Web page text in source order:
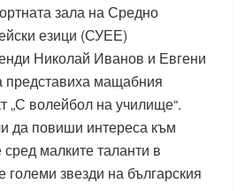
зала на Средно
езици (СУЕЕ)
Николай Иванов и Евгени
мащабния
„С волейбол на училище“.
да повиши интереса към
сред малките таланти в
звезди на българския